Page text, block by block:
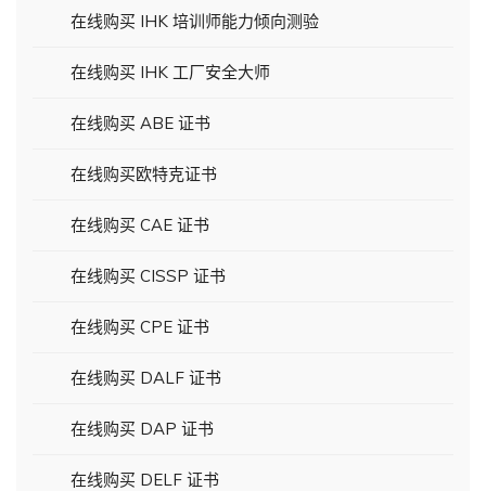
在线购买 IHK 培训师能力倾向测验
在线购买 IHK 工厂安全大师
在线购买 ABE 证书
在线购买欧特克证书
在线购买 CAE 证书
在线购买 CISSP 证书
在线购买 CPE 证书
在线购买 DALF 证书
在线购买 DAP 证书
在线购买 DELF 证书